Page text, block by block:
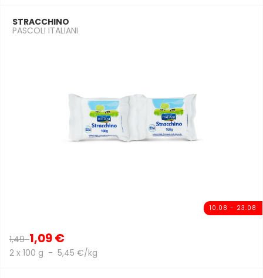
10.08 - 23.08
STRACCHINO
PASCOLI ITALIANI
1,491,09 €
2 x 100 g - 5,45 €/kg